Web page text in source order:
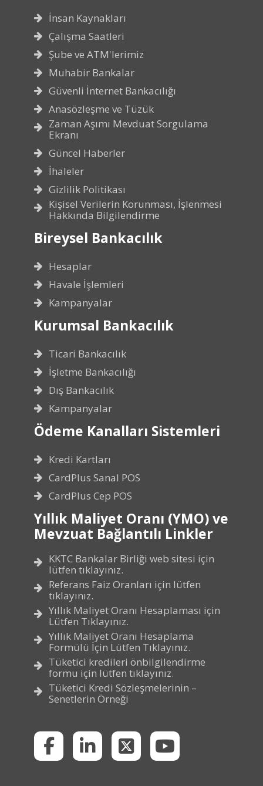
İnsan Kaynakları
Çalışma Saatleri
Şube ve ATM'lerimiz
Muhabir Bankalar
Güvenli İnternet Bankacılığı
Anasözleşme ve Tüzük
Zaman Aşımı Mevduat Sorgulama
Ekranı
Güncel Haberler
İhaleler
Gizlilik Politikası
Kişisel Verilerin Korunması, İşlenmesi
Hakkında Bilgilendirme
Bireysel Bankacılık
Hesaplar
Havale İşlemleri
Kampanyalar
Kurumsal Bankacılık
Ticari Bankacılık
İşletme Bankacılığı
Dış Bankacılık
Kampanyalar
Ödeme Kanalları Sistemleri
Kredi Kartları
CardPlus Sanal POS
CardPlus Cep POS
Yıllık Maliyet Oranı (YMO) ve
Mevzuat Bağlantılı Linkler
KKTC Bankalar Birliği web sitesi için
lütfen tıklayınız.
Referans Faiz Oranları için lütfen
tıklayınız.
Yıllık Maliyet Oranı Hesaplaması için
Lütfen Tıklayınız.
Yıllık Maliyet Oranı Hesaplama
Formülü İçin Lütfen Tıklayınız.
Tüketici kredileri önbilgilendirme
formu için lütfen tıklayınız.
Tüketici Kredi Sözleşmelerinin –
Senetlerin Örneği